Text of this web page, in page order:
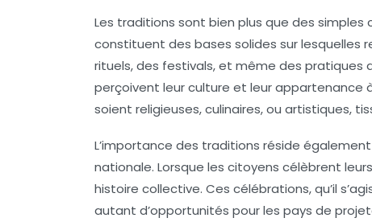
Les traditions sont bien plus que des
constituent des bases solides sur lesquelles
rituels, des festivals, et même des
perçoivent leur culture et leur appartenance
soient religieuses, culinaires, ou artistiques,
L’importance des traditions réside
nationale. Lorsque les citoyens célèbrent leurs
histoire collective. Ces célébrations, qu’il
autant d’opportunités pour les pays de